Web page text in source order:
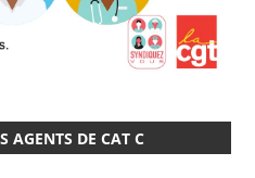
AGENTS DE CAT C